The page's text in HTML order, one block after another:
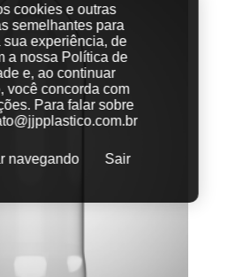
cookies e outras
semelhantes para
sua experiência, de
a nossa Política de
e, ao continuar
você concorda com
Para falar sobre
navegando Sair